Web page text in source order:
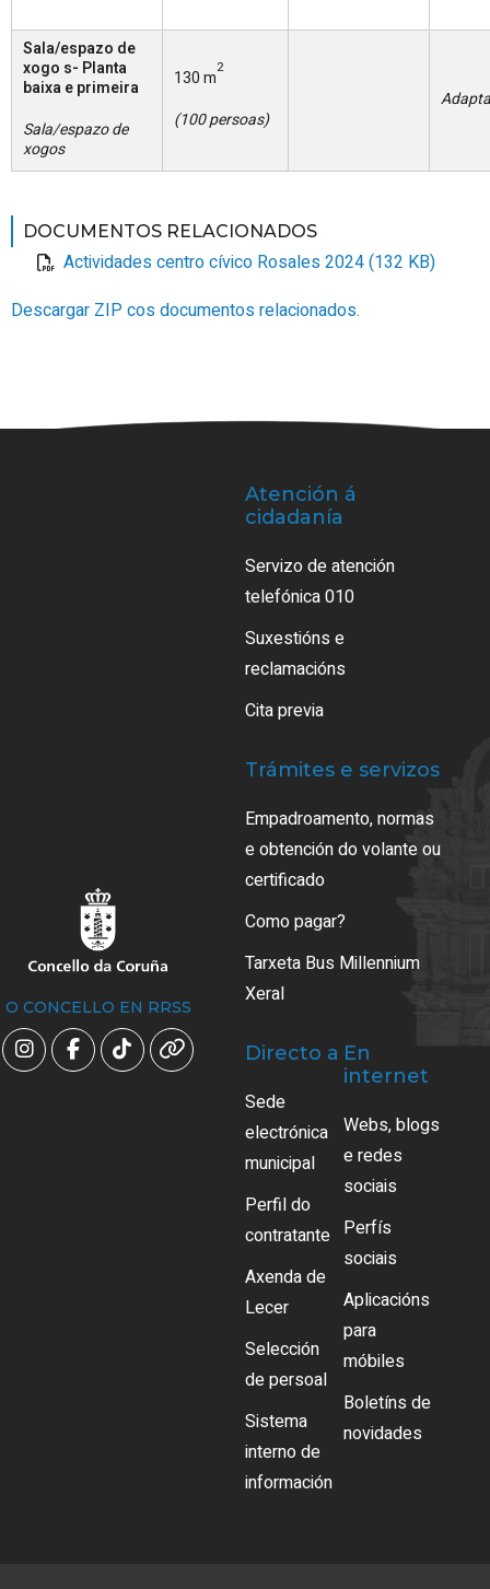
Sala/espazo de
xogo s- Planta
baixa e primeira
Sala/espazo de
xogos
130 m2
(100 persoas)
DOCUMENTOS RELACIONADOS
Actividades centro cívico Rosales 2024 (132 KB)
Descargar ZIP cos documentos relacionados.
O CONCELLO EN RRSS
Atención á
cidadanía
Servizo de atención
telefónica 010
Suxestións e
reclamacións
Cita previa
Trámites e servizos
Empadroamento, normas
e obtención do volante ou
certificado
Como pagar?
Tarxeta Bus Millennium
Xeral
Directo a
Sede
electrónica
municipal
Perfil do
contratante
Axenda de
Lecer
Selección
de persoal
Sistema
interno de
información
En
internet
Webs, blogs
e redes
sociais
Perfís
sociais
Aplicacións
para
móbiles
Boletíns de
novidades